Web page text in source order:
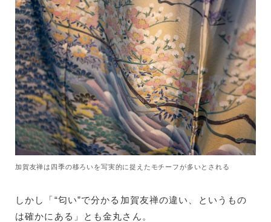
加賀友禅は四季の移ろいを写実的に捉えたモチーフが多いとされる
しかし「“匂い”で分かる加賀友禅の違い、というもの
は確かにある」とも金丸さん。